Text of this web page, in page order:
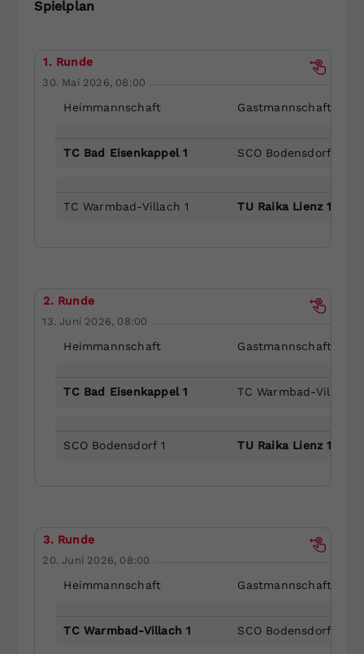
Spielplan
1. Runde
30. Mai 2026, 08:00
Heimmannschaft Gastmannschaft
TC Bad Eisenkappel 1 SCO Bodensdorf 1
TC Warmbad-Villach 1 TU Raika Lienz 1
2. Runde
13. Juni 2026, 08:00
Heimmannschaft Gastmannschaft
TC Bad Eisenkappel 1 TC Warmbad-Villach 1
SCO Bodensdorf 1 TU Raika Lienz 1
3. Runde
20. Juni 2026, 08:00
Heimmannschaft Gastmannschaft
TC Warmbad-Villach 1 SCO Bodensdorf 1
vorgenommen Einstellungen, falls der
Webseiten-Betreiber dies eingestellt